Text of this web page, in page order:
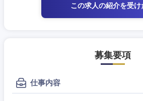
この求人の紹介を受け
募集要項
仕事内容